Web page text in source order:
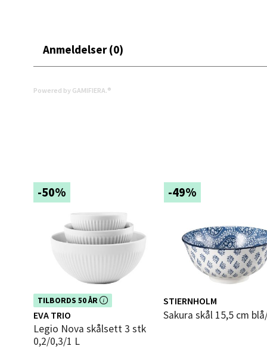
Anmeldelser (0)
Powered by GAMIFIERA.®
-50%
TILBORDS 50 ÅR
Dette produktet er inkludert i vår
kampanje. Benytt deg av rabatten i
dag!
EVA TRIO
Legio Nova skålsett 3 stk
0,2/0,3/1 L
-49%
STIERNHOLM
Sakura skål 15,5 cm
Thon
Åpent i
0 i